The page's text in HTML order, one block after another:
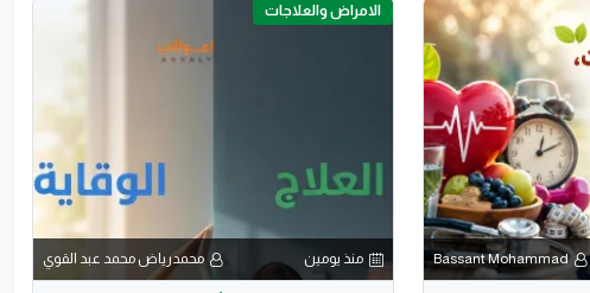
Bassant Mohammad
الامراض والعلاجات
منذ يومين محمدرياض محمد عبد القوي